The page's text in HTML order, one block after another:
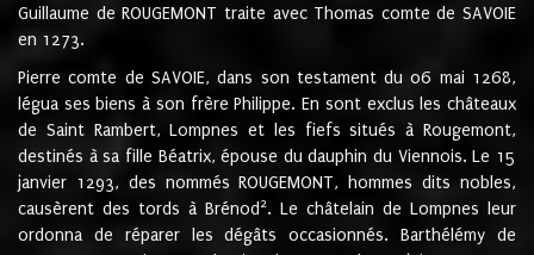
Guillaume de ROUGEMONT traite avec Thomas comte de SAVOIE
en 1273.
Pierre comte de SAVOIE, dans son testament du 06 mai 1268,
légua ses biens à son frère Philippe. En sont exclus les châteaux
de Saint Rambert, Lompnes et les fiefs situés à Rougemont,
destinés à sa fille Béatrix, épouse du dauphin du Viennois. Le 15
janvier 1293, des nommés ROUGEMONT, hommes dits nobles,
causèrent des tords à Brénod 2. Le châtelain de Lompnes leur
ordonna de réparer les dégâts occasionnés. Barthélémy de